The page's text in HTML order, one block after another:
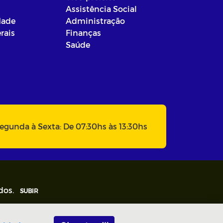
Assistência Social
Administração
Finanças
Saúde
à Sexta: De 07:30hs às 13:30hs
SUBIR